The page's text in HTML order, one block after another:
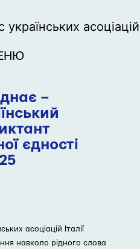
асоціацій
–
єдності
асоціацій Італії
навколо рідного слова